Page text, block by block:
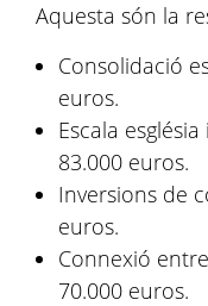
Aquesta són la
Consolidació
euros.
Escala
83.000 euros.
Inversions de
euros.
Connexió
70.000 euros.